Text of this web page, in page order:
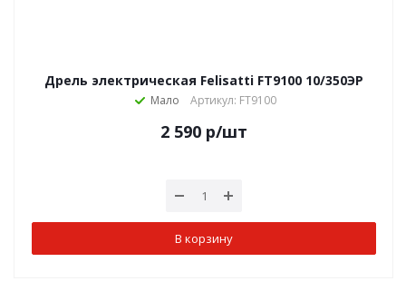
Дрель электрическая Felisatti FT9100 10/350ЭР
Мало Артикул: FT9100
2 590 р/шт
В корзину